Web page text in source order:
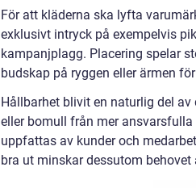
För att kläderna ska lyfta
exklusivt intryck på exempelvis
kampanjplagg. Placering spelar
budskap på ryggen eller ärmen
Hållbarhet blivit en naturlig del
eller bomull från mer
uppfattas av kunder och
bra ut minskar dessutom behovet